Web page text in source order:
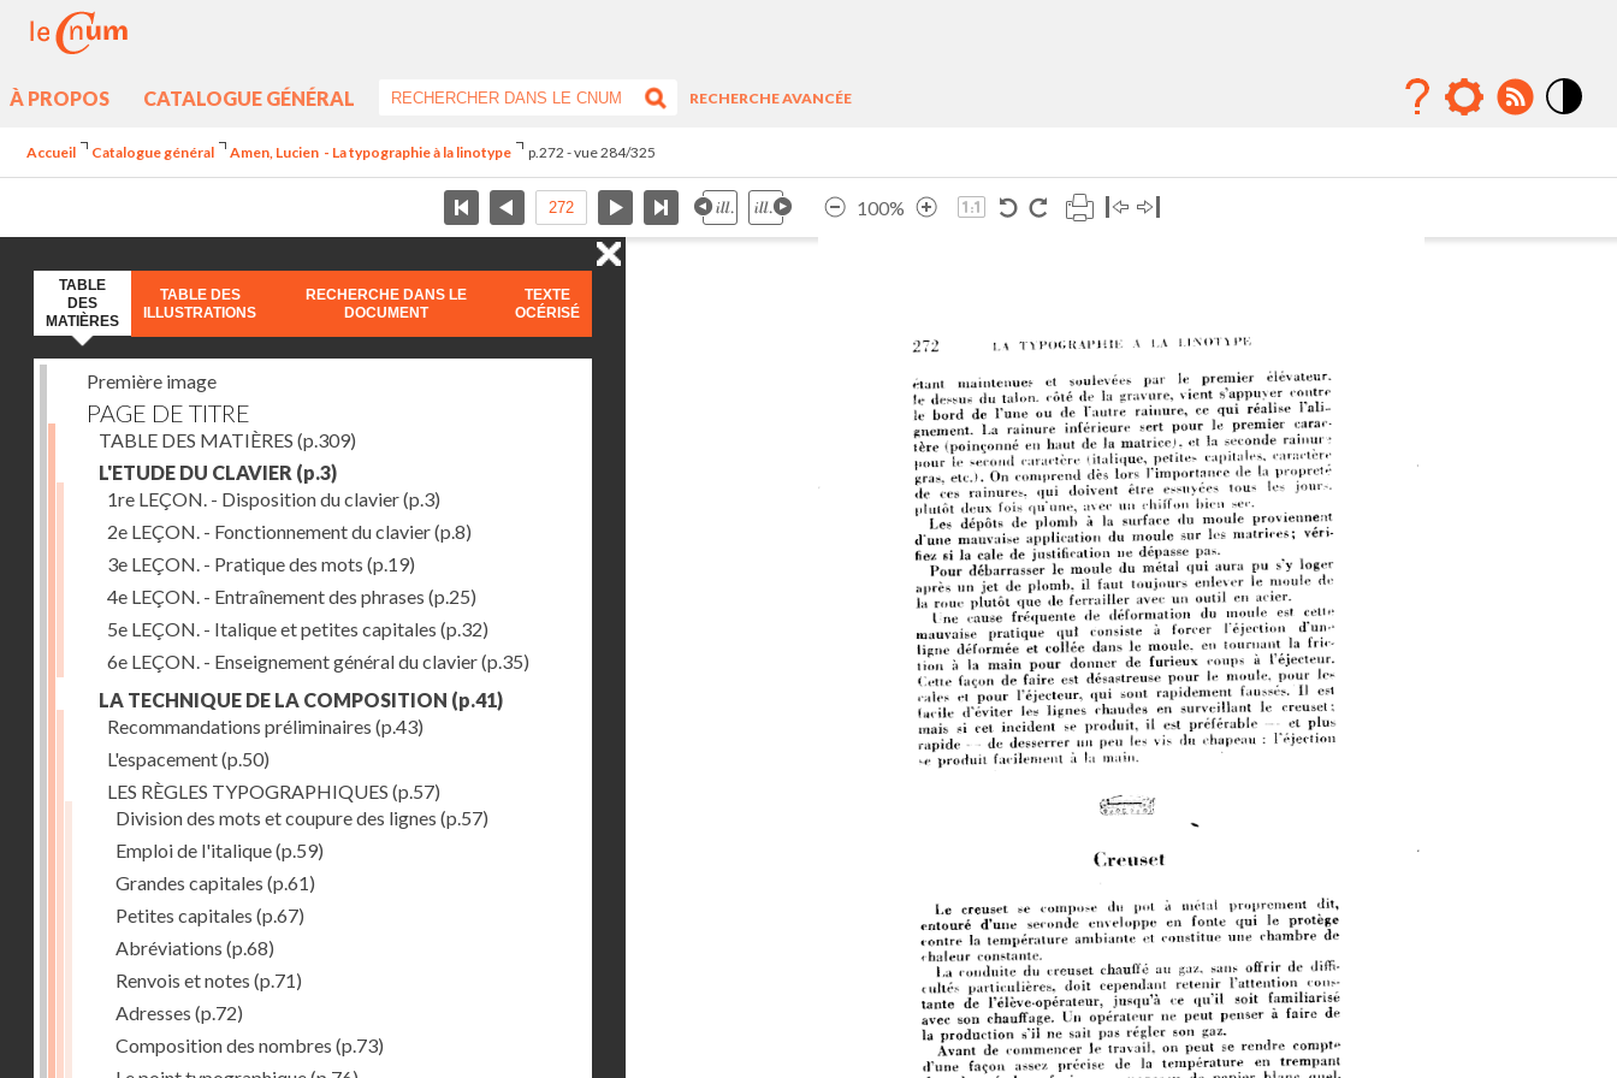
À PROPOS CATALOGUE GÉNÉRAL
RECHERCHE AVANCÉE
Accueil Catalogue général Amen, Lucien - La typographie à la linotype p.272 - vue 284/325
100%
TABLE
DES
MATIÈRES
TABLE DES
ILLUSTRATIONS
RECHERCHE DANS LE
DOCUMENT
TEXTE
OCÉRISÉ
Première image
PAGE DE TITRE
TABLE DES MATIÈRES (p.309)
L'ETUDE DU CLAVIER (p.3)
1re LEÇON. - Disposition du clavier(p.3)
2e LEÇON. - Fonctionnement du clavier(p.8)
3e LEÇON. - Pratique des mots (p.19)
4e LEÇON. - Entraînement des phrases (p.25)
5e LEÇON. - Italique et petites capitales (p.32)
6e LEÇON. - Enseignement général du clavier(p.35)
LA TECHNIQUE DE LA COMPOSITION (p.41)
Recommandations préliminaires (p.43)
L'espacement(p.50)
LES RÈGLES TYPOGRAPHIQUES (p.57)
Division des mots et coupure des lignes (p.57)
Emploi de l'italique(p.59)
Grandes capitales (p.61)
Petites capitales (p.67)
Abréviations (p.68)
Renvois et notes (p.71)
Adresses (p.72)
Composition des nombres (p.73)